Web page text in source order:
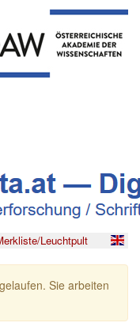
Leuchtpult
Sie arbeiten